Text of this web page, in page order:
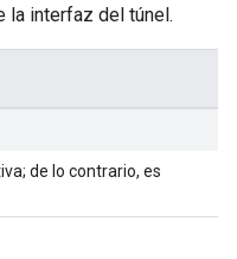
la interfaz del túnel.
de lo contrario, es